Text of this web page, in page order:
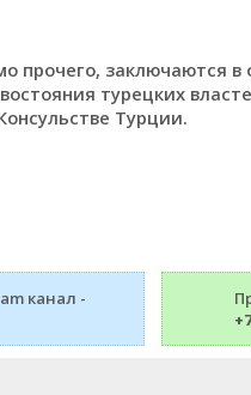
прочего, заключаются
турецких
Турции.
канал -